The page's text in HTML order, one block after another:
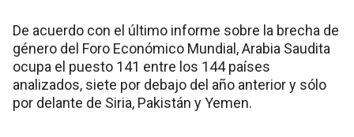
De acuerdo con el último informe sobre la brecha de
género del Foro Económico Mundial, Arabia Saudita
ocupa el puesto 141 entre los 144 países
analizados, siete por debajo del año anterior y sólo
por delante de Siria, Pakistán y Yemen.